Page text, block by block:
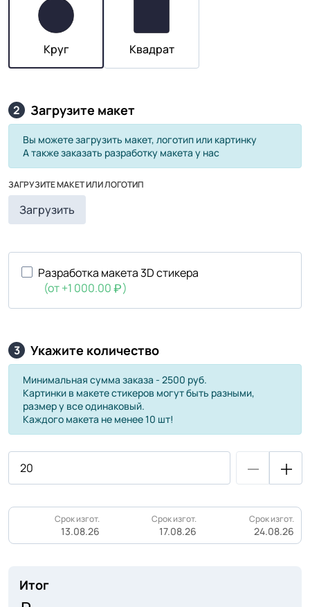
Круг Квадрат
2 Загрузите макет
Вы можете загрузить макет, логотип или картинку
А также заказать разработку макета у нас
ЗАГРУЗИТЕ МАКЕТ ИЛИ ЛОГОТИП
Загрузить
Разработка макета 3D стикера
(от +1 000.00
)
3 Укажите количество
Минимальная сумма заказа - 2500 руб.
Картинки в макете стикеров могут быть разными,
размер у все одинаковый.
Каждого макета не менее 10 шт!
Срок изгот.
13.08.26
Срок изгот.
17.08.26
Срок изгот.
24.08.26
Итог